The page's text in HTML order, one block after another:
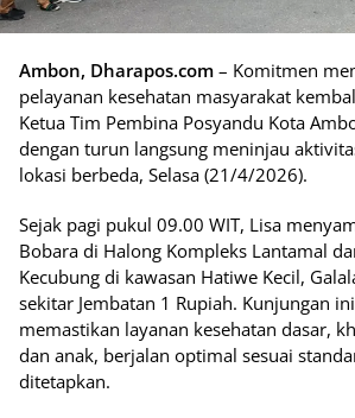
Ambon, Dharapos.com – Komitmen
pelayanan kesehatan masyarakat
Ketua Tim Pembina Posyandu Kota
dengan turun langsung meninjau
lokasi berbeda, Selasa (21/4/2026).
Sejak pagi pukul 09.00 WIT, Lisa
Bobara di Halong Kompleks Lantamal
Kecubung di kawasan Hatiwe Kecil,
sekitar Jembatan 1 Rupiah. Kunjungan
memastikan layanan kesehatan dasar,
dan anak, berjalan optimal sesuai
ditetapkan.